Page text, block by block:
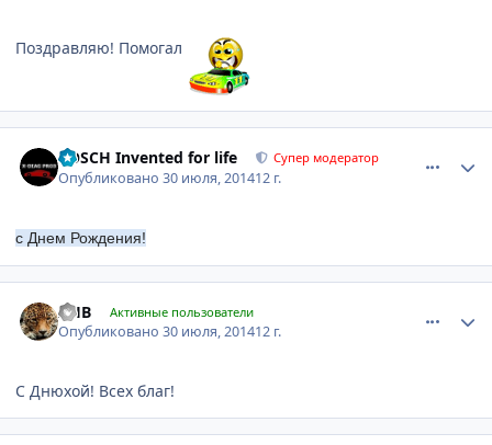
Поздравляю! Помогал
BOSCH Invented for life Супер модератор
Опубликовано30 июля, 201412 г.
с Днем Рождения!
AHB Активные пользователи
Опубликовано30 июля, 201412 г.
С Днюхой! Всех благ!